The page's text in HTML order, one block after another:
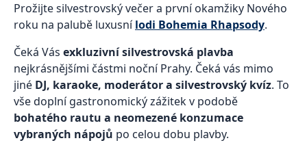
Prožijte silvestrovský večer a první okamžiky Nového
roku na palubě luxusnílodi Bohemia Rhapsody.
Čeká Vás exkluzivní silvestrovská plavba
nejkrásnějšími částmi noční Prahy. Čeká vás mimo
jiné DJ, karaoke, moderátor a silvestrovský kvíz. To
vše doplní gastronomický zážitek v podobě
bohatého rautu a neomezené konzumace
vybraných nápojů po celou dobu plavby.